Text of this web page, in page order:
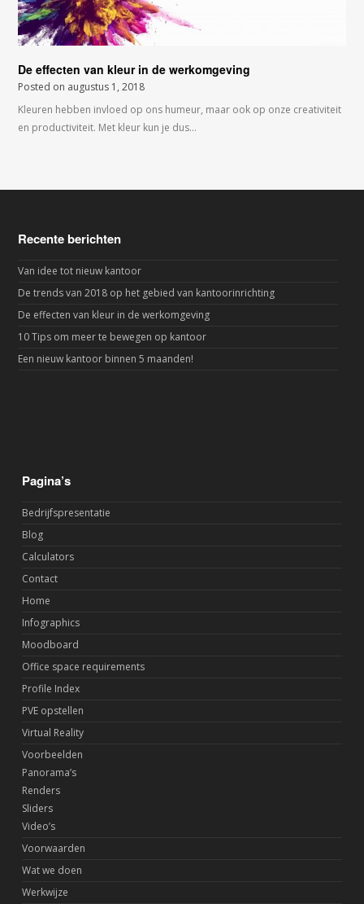
De effecten van kleur in de werkomgeving
Posted on augustus 1, 2018
Kleuren hebben invloed op ons humeur, maar ook op onze creativiteit
en productiviteit. Met kleur kun je dus…
Recente berichten
Van idee tot nieuw kantoor
De trends van 2018 op het gebied van kantoorinrichting
De effecten van kleur in de werkomgeving
10 Tips om meer te bewegen op kantoor
Een nieuw kantoor binnen 5 maanden!
Pagina’s
Bedrijfspresentatie
Blog
Calculators
Contact
Home
Infographics
Moodboard
Office space requirements
Profile Index
PVE opstellen
Virtual Reality
Voorbeelden
Panorama’s
Renders
Sliders
Video’s
Voorwaarden
Wat we doen
Werkwijze